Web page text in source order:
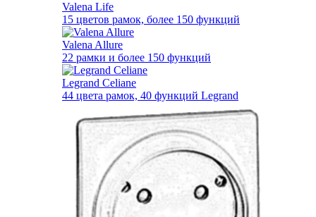
Valena Life
15 цветов рамок, более 150 функций
Valena Allure
22 рамки и более 150 функций
Legrand Celiane
44 цвета рамок, 40 функций Legrand